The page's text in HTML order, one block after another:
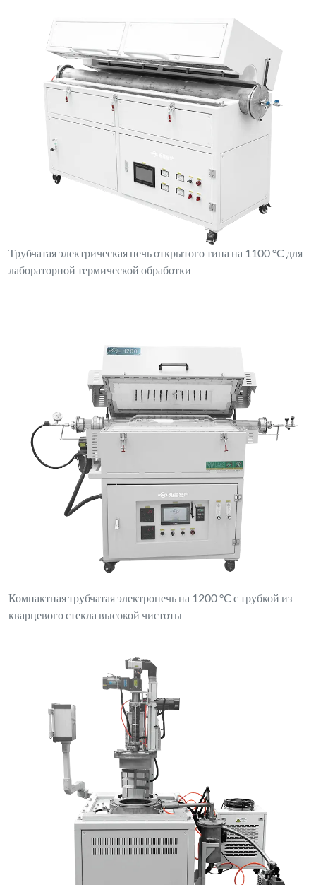
Трубчатая электрическая печь открытого типа на 1100 °C для
лабораторной термической обработки
Компактная трубчатая электропечь на 1200 °C с трубкой из
кварцевого стекла высокой чистоты